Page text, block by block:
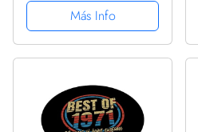
retro, vintage, 1971
PopSockets PopGrip
Intercambiable
Más Info